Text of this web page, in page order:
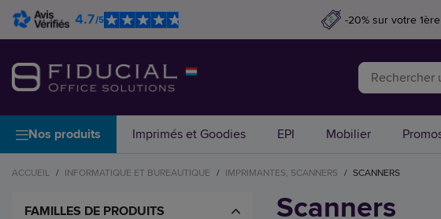
4.7/5 -20% sur votre
Nos produits Imprimés et Goodies EPI Mobilier
ACCUEIL / INFORMATIQUE ET BUREAUTIQUE / IMPRIMANTES, SCANNERS / SCANNERS
FAMILLES DE PRODUITS Scanners